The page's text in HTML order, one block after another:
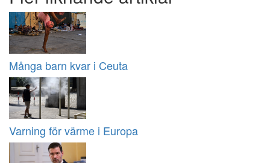
Många barn kvar i Ceuta
Varning för värme i Europa